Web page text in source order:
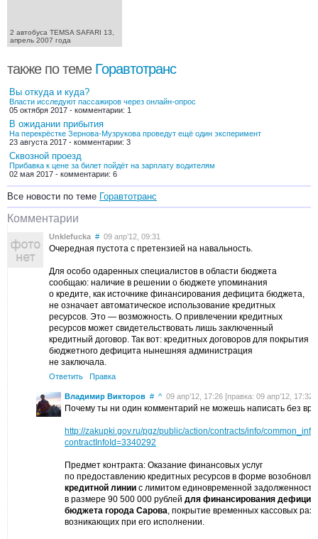
2 автобуса TEMSA SAFARI 13,
апрель 2007 года
также по теме Горавтотранс
Вы откуда и куда?
Власти исследуют пассажиров через онлайн-опрос
05 октября 2017 - комментарии: 1
В ожидании прибытия
На перекрёстке Зернова-Музрукова проведут ещё один эксперимент
23 августа 2017 - комментарии: 3
Сквозной проезд
Прибавка к цене за билет пойдёт на зарплату водителям
02 мая 2017 - комментарии: 6
Все новости по теме Горавтотранс
Комментарии
Unklefucka # 09 апр’12, 09:31
Очередная пустота с претензией на навальность.
Для особо одаренных специалистов в области бюджета
сообщаю: наличие в решении о бюджете упоминания
о кредите, как источнике финансирования дефицита бюджета,
не означает автоматическое использование кредитных
ресурсов. Это — возможность. О привлечении кредитных
ресурсов может свидетельствовать лишь заключенный
кредитный договор. Так вот: кредитных договоров для покрытия
бюджетного дефицита нынешняя администрация
не заключала.
Ответить Правка
Владимир Викторов # ^ 09 апр’12, 17:26 [правка: 09 апр’12, 17:32]
Почему ты ни один комментарий не можешь написать без
http://zakupki.gov.ru/pgz/public/action/contracts/info/
contractInfoId=3340292
Предмет контракта: Оказание финансовых услуг
по предоставлению кредитных ресурсов в форме
кредитной линии с лимитом единовременной задолженности
в размере 90 500 000 рублей для финансирования
бюджета города Сарова, покрытие временных кассовых
возникающих при его исполнении.